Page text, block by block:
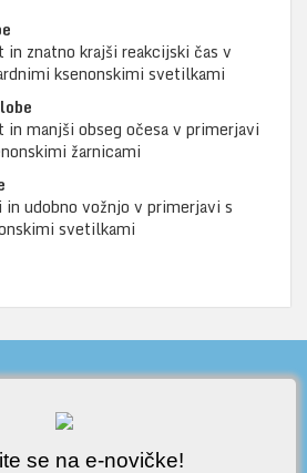
znatno krajši reakcijski čas v
ksenonskimi svetilkami
manjši obseg očesa v primerjavi
žarnicami
udobno vožnjo v primerjavi s
svetilkami
se na e-novičke!